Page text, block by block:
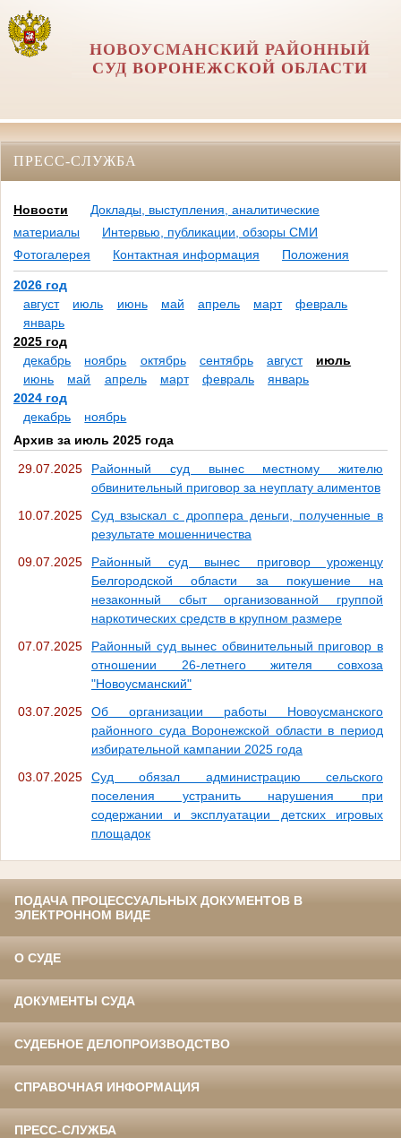
НОВОУСМАНСКИЙ РАЙОННЫЙ
СУД ВОРОНЕЖСКОЙ ОБЛАСТИ
ПРЕСС-СЛУЖБА
Новости
Доклады, выступления, аналитические
материалы
Интервью, публикации, обзоры СМИ
Фотогалерея
Контактная информация Положения
2026 год
август
июль июнь май апрель март
февраль
январь
2025 год
декабрь
ноябрь октябрь сентябрь август
июль
июнь
май апрель март февраль
январь
2024 год
декабрь
ноябрь
Архив за июль 2025 года
29.07.2025
Районный суд вынес местному жителю
обвинительный приговор за неуплату алиментов
10.07.2025
Суд взыскал с дроппера деньги, полученные в
результате мошенничества
09.07.2025
Районный суд вынес приговор уроженцу
Белгородской области за покушение на
незаконный сбыт организованной группой
наркотических средств в крупном размере
07.07.2025
Районный суд вынес обвинительный приговор в
отношении 26-летнего жителя совхоза
"Новоусманский"
03.07.2025
Об организации работы Новоусманского
районного суда Воронежской области в период
избирательной кампании 2025 года
03.07.2025
Суд обязал администрацию сельского
поселения устранить нарушения при
содержании и эксплуатации детских игровых
площадок
ПОДАЧА ПРОЦЕССУАЛЬНЫХ ДОКУМЕНТОВ В
ЭЛЕКТРОННОМ ВИДЕ
О СУДЕ
ДОКУМЕНТЫ СУДА
СУДЕБНОЕ ДЕЛОПРОИЗВОДСТВО
СПРАВОЧНАЯ ИНФОРМАЦИЯ
ПРЕСС-СЛУЖБА